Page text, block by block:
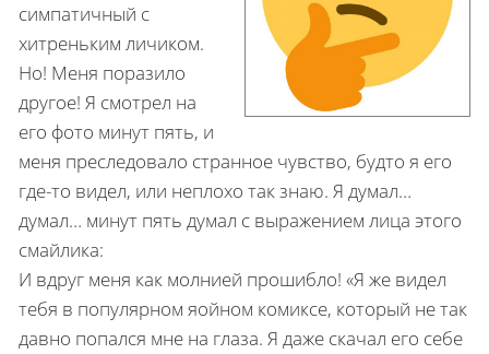
симпатичный с
хитреньким личиком.
Но! Меня поразило
другое! Я смотрел на
его фото минут пять, и
меня преследовало странное чувство, будто я его
где-то видел, или неплохо так знаю. Я думал…
думал… минут пять думал с выражением лица этого
смайлика:
И вдруг меня как молнией прошибло! «Я же видел
тебя в популярном яойном комиксе, который не так
давно попался мне на глаза. Я даже скачал его себе